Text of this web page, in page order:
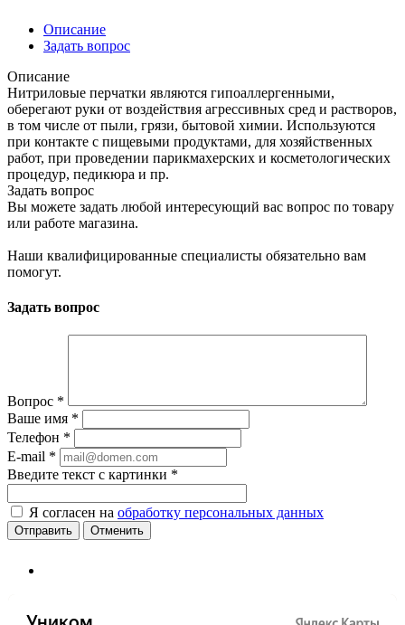
Описание
Задать вопрос
Описание
Нитриловые перчатки являются гипоаллергенными,
оберегают руки от воздействия агрессивных сред и растворов,
в том числе от пыли, грязи, бытовой химии. Используются
при контакте с пищевыми продуктами, для хозяйственных
работ, при проведении парикмахерских и косметологических
процедур, педикюра и пр.
Задать вопрос
Вы можете задать любой интересующий вас вопрос по товару
или работе магазина.
Наши квалифицированные специалисты обязательно вам
помогут.
Задать вопрос
Вопрос *
Ваше имя *
Телефон *
E-mail *
Введите текст с картинки *
Я согласен на обработку персональных данных
Отменить